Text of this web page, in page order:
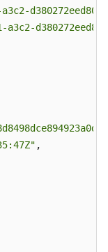
d380272eed80"
d380272eed80"
,